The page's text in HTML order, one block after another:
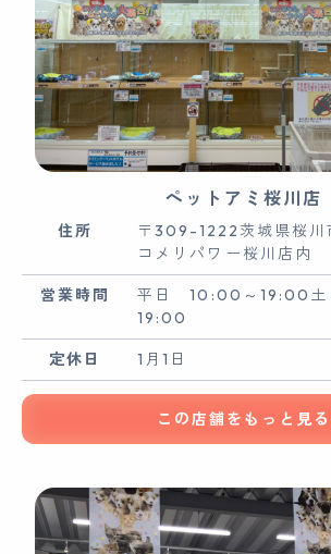
ペットアミ桜川店
住所
〒309-1222茨城県桜川
コメリパワー桜川店内
営業時間
平日 10:00～19:00
19:00
定休日 1月1日
この店舗をもっと見る